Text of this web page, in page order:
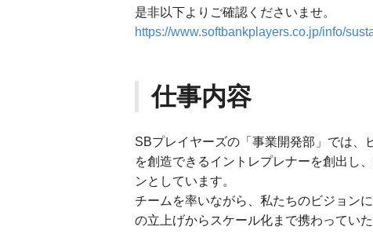
是非以下よりご確認くださいませ。
https://www.softbankplayers.co.jp/info/
仕事内容
SBプレイヤーズの「事業開発部」では、
を創造できるイントレプレナーを創出し
ンとしています。
チームを率いながら、私たちのビジョン
の立上げからスケール化まで携わってい